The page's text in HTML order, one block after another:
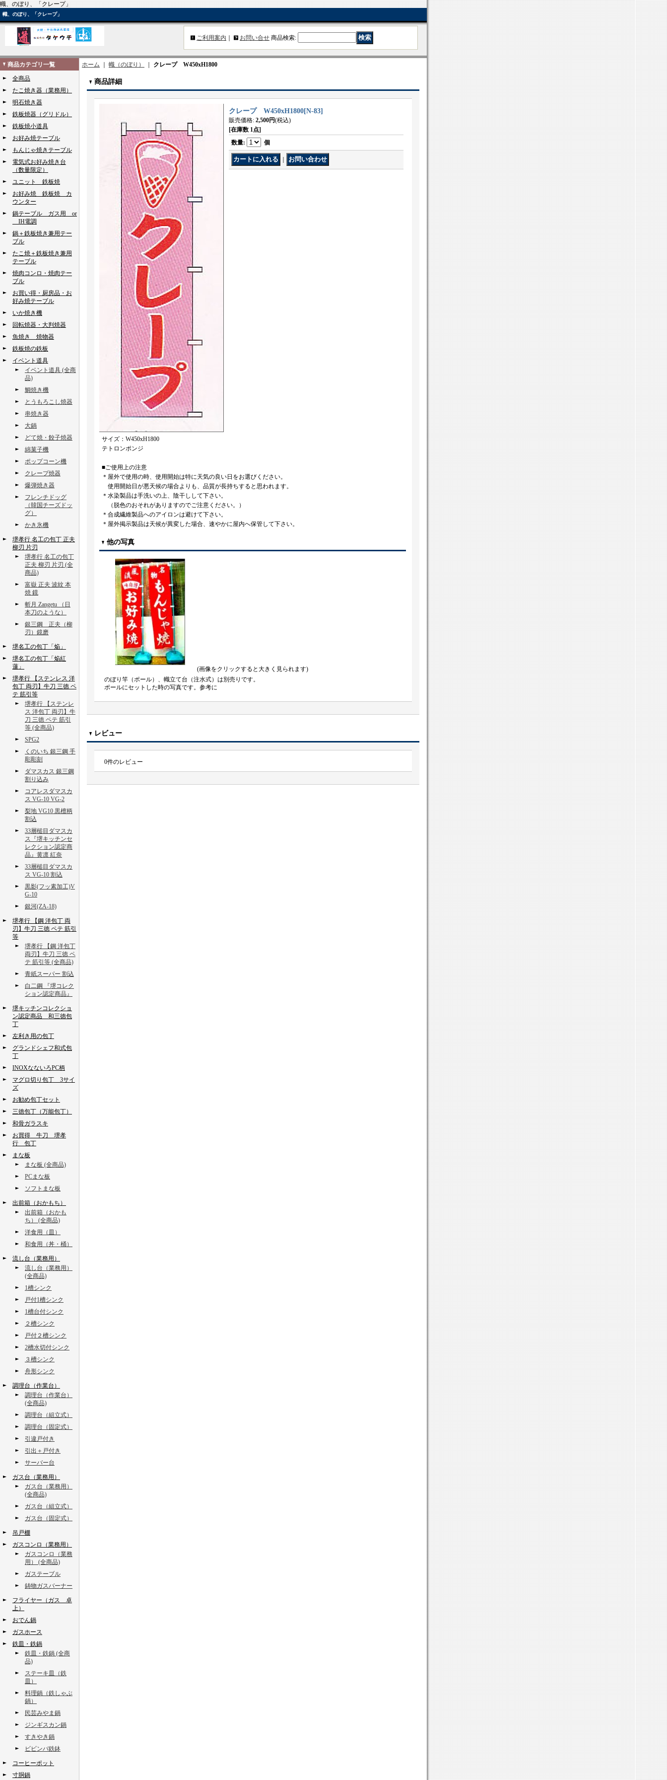
幟、のぼり、「クレープ」
幟、のぼり、「クレープ」
ご利用案内 お問い合せ 商品検索:
商品カテゴリ一覧
全商品
たこ焼き器（業務用）
明石焼き器
鉄板焼器（グリドル）
鉄板焼小道具
お好み焼テーブル
もんじゃ焼きテーブル
電気式お好み焼き台
（数量限定）
ユニット 鉄板焼
お好み焼 鉄板焼 カ
ウンター
鍋テーブル ガス用 or
IH電調
鍋＋鉄板焼き兼用テー
ブル
たこ焼＋鉄板焼き兼用
テーブル
焼肉コンロ・焼肉テー
ブル
お買い得・厨房品・お
好み焼テーブル
いか焼き機
回転焼器・大判焼器
魚焼き 焼物器
鉄板焼の鉄板
イベント道具
イベント道具 (全商
品)
鯛焼き機
とうもろこし焼器
串焼き器
大鍋
どて焼・餃子焼器
綿菓子機
ポップコーン機
クレープ焼器
爆弾焼き器
フレンチドッグ
（韓国チーズドッ
グ）
かき氷機
堺孝行 名工の包丁 正夫
柳刃 片刃
堺孝行 名工の包丁
正夫 柳刃 片刃 (全
商品)
富嶽 正夫 波紋 本
焼 鏡
斬月 Zangetu （日
本刀のような）
銀三鋼 正夫（柳
刃）鏡磨
堺名工の包丁「焔」
堺名工の包丁「焔紅
蓮」
堺孝行 【ステンレス 洋
包丁 両刃】牛刀 三徳 ペ
テ 筋引等
堺孝行 【ステンレ
ス 洋包丁 両刃】牛
刀 三徳 ペテ 筋引
等 (全商品)
SPG2
くのいち 銀三鋼 手
彫彫刻
ダマスカス 銀三鋼
割り込み
コアレスダマスカ
ス VG-10 VG-2
梨地 VG10 黒檀柄
割込
33層槌目ダマスカ
ス『堺キッチンセ
レクション認定商
品』黄凛 紅奈
33層槌目ダマスカ
ス VG-10 割込
黒影(フッ素加工)V
G-10
銀河(ZA-18)
堺孝行 【鋼 洋包丁 両
刃】牛刀 三徳 ペテ 筋引
等
堺孝行 【鋼 洋包丁
両刃】牛刀 三徳 ペ
テ 筋引等 (全商品)
青紙スーパー 割込
白二鋼 『堺コレク
ション認定商品』
堺キッチンコレクショ
ン認定商品 和三徳包
丁
左利き用の包丁
グランドシェフ和式包
丁
INOXなないろPC柄
マグロ切り包丁 3サイ
ズ
お勧め包丁セット
三徳包丁（万能包丁）
和骨ガラスキ
お買得 牛刀 堺孝
行 包丁
まな板
まな板 (全商品)
PCまな板
ソフトまな板
出前箱（おかもち）
出前箱（おかも
ち） (全商品)
洋食用（皿）
和食用（丼・桶）
流し台（業務用）
流し台（業務用）
(全商品)
1槽シンク
戸付1槽シンク
1槽台付シンク
２槽シンク
戸付２槽シンク
2槽水切付シンク
３槽シンク
舟形シンク
調理台（作業台）
調理台（作業台）
(全商品)
調理台（組立式）
調理台（固定式）
引違戸付き
引出＋戸付き
サーバー台
ガス台（業務用）
ガス台（業務用）
(全商品)
ガス台（組立式）
ガス台（固定式）
吊戸棚
ガスコンロ（業務用）
ガスコンロ（業務
用） (全商品)
ガステーブル
鋳物ガスバーナー
フライヤー（ガス 卓
上）
おでん鍋
ガスホース
鉄皿・鉄鍋
鉄皿・鉄鍋 (全商
品)
ステーキ皿（鉄
皿）
料理鍋（鉄しゃぶ
鍋）
民芸みやま鍋
ジンギスカン鍋
すきやき鍋
ビビンバ鉄鉢
コーヒーポット
寸胴鍋
ホーム 幟（のぼり） クレープ W450xH1800
商品詳細
クレープ W450xH1800[N-83]
販売価格: 2,500円(税込)
[在庫数 1点]
数量: 個
サイズ：W450xH1800
テトロンポンジ
■ご使用上の注意
＊屋外で使用の時、使用開始は特に天気の良い日をお選びください。
使用開始日が悪天候の場合よりも、品質が長持ちすると思われます。
＊水染製品は手洗いの上、陰干しして下さい。
（脱色のおそれがありますのでご注意ください。）
＊合成繊維製品へのアイロンは避けて下さい。
＊屋外掲示製品は天候が異変した場合、速やかに屋内へ保管して下さい。
他の写真
(画像をクリックすると大きく見られます)
のぼり竿（ポール）、幟立て台（注水式）は別売りです。
ポールにセットした時の写真です。参考に
レビュー
0件のレビュー